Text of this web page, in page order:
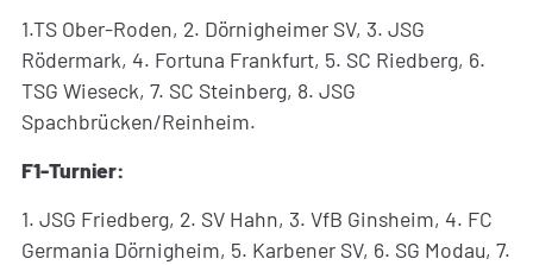
1.TS Ober-Roden, 2. Dörnigheimer SV, 3. JSG
Rödermark, 4. Fortuna Frankfurt, 5. SC Riedberg, 6.
TSG Wieseck, 7. SC Steinberg, 8. JSG
Spachbrücken/Reinheim.
F1-Turnier:
1. JSG Friedberg, 2. SV Hahn, 3. VfB Ginsheim, 4. FC
Germania Dörnigheim, 5. Karbener SV, 6. SG Modau, 7.